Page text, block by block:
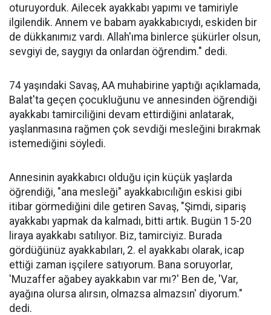
oturuyorduk. Ailecek ayakkabı yapımı ve tamiriyle
ilgilendik. Annem ve babam ayakkabıcıydı, eskiden bir
de dükkanımız vardı. Allah'ıma binlerce şükürler olsun,
sevgiyi de, saygıyı da onlardan öğrendim." dedi.
74 yaşındaki Savaş, AA muhabirine yaptığı açıklamada,
Balat'ta geçen çocukluğunu ve annesinden öğrendiği
ayakkabı tamirciliğini devam ettirdiğini anlatarak,
yaşlanmasına rağmen çok sevdiği mesleğini bırakmak
istemediğini söyledi.
Annesinin ayakkabıcı olduğu için küçük yaşlarda
öğrendiği, "ana mesleği" ayakkabıcılığın eskisi gibi
itibar görmediğini dile getiren Savaş, "Şimdi, sipariş
ayakkabı yapmak da kalmadı, bitti artık. Bugün 15-20
liraya ayakkabı satılıyor. Biz, tamirciyiz. Burada
gördüğünüz ayakkabıları, 2. el ayakkabı olarak, icap
ettiği zaman işçilere satıyorum. Bana soruyorlar,
'Muzaffer ağabey ayakkabın var mı?' Ben de, 'Var,
ayağına olursa alırsın, olmazsa almazsın' diyorum."
dedi.